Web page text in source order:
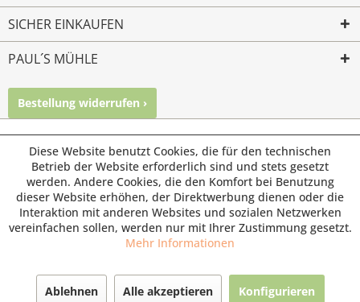
SICHER EINKAUFEN
PAUL´S MÜHLE
Bestellung widerrufen ›
© Paul's Mühle | Inhaber: Christof Paul e.K. | Westring 2 |
45659 Recklinghausen
Fax: 02361 -28831 | E-Mail: info@pauls-muehle.de
Diese Website benutzt Cookies, die für den technischen
Betrieb der Website erforderlich sind und stets gesetzt
werden. Andere Cookies, die den Komfort bei Benutzung
dieser Website erhöhen, der Direktwerbung dienen oder die
Interaktion mit anderen Websites und sozialen Netzwerken
vereinfachen sollen, werden nur mit Ihrer Zustimmung gesetzt.
Mehr Informationen
Ablehnen Alle akzeptieren Konfigurieren